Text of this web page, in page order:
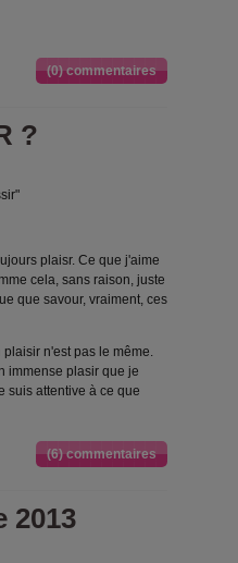
(0) commentaires
?
plaisr. Ce que j'aime
cela, sans raison, juste
que savour, vraiment, ces
n'est pas le même.
immense plasir que je
suis attentive à ce que
(6) commentaires
2013